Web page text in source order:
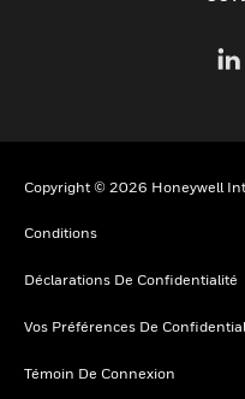
Copyright © 2026 Honeywell
Conditions
Déclarations De Confidentialité
Vos Préférences De
Témoin De Connexion